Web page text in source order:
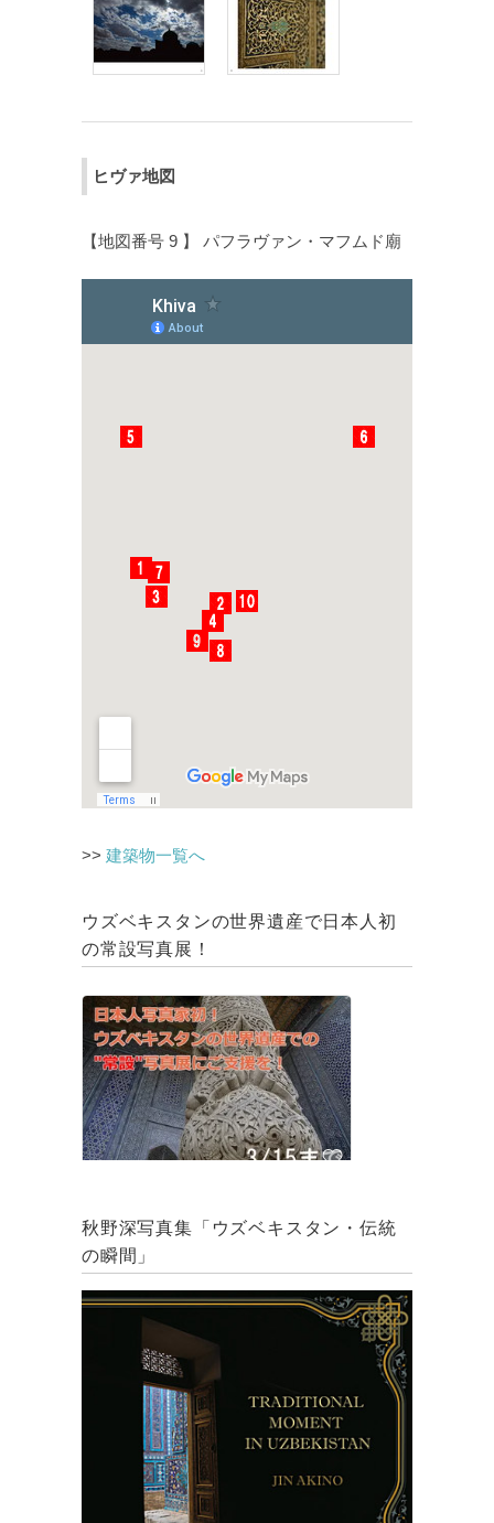
ヒヴァ地図
【地図番号 9 】 パフラヴァン・マフムド廟
>> 建築物一覧へ
ウズベキスタンの世界遺産で日本人初
の常設写真展！
秋野深写真集「ウズベキスタン・伝統
の瞬間」